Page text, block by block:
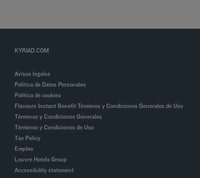
KYRIAD.COM
Avisos legales
Política de Datos Personales
Política de cookies
Flavours Instant Benefit Términos y Condiciones Generales de Uso
Términos y Condiciones Generales
Términos y Condiciones de Uso
Tax Policy
Empleo
Louvre Hotels Group
Accessibility statement